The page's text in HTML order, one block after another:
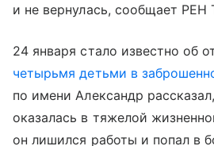
и не вернулась, сообщает РЕН
24 января стало известно об
четырьмя детьми в
по имени Александр
оказалась в тяжелой
он лишился работы и попал в